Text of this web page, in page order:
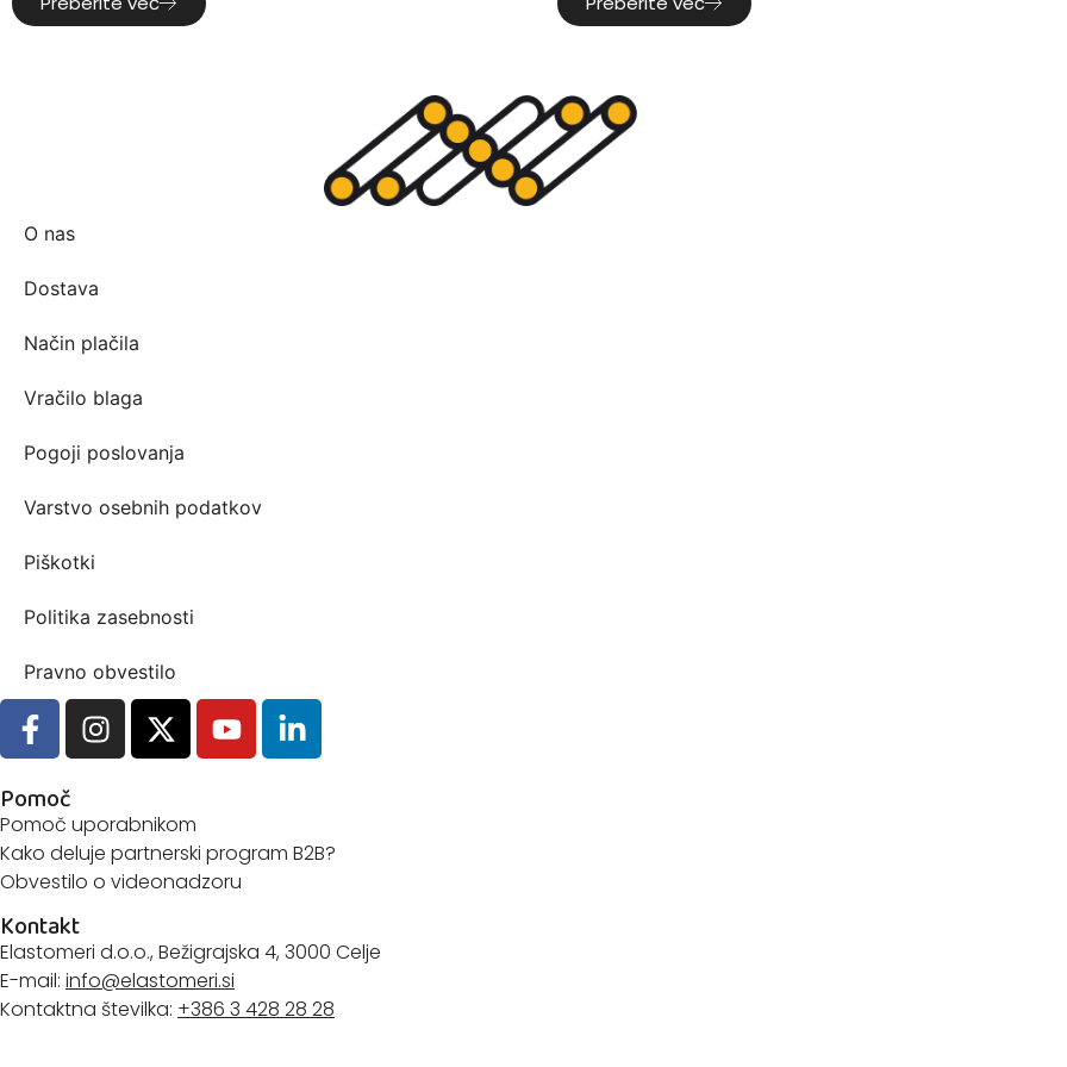
O nas
Dostava
Način plačila
Vračilo blaga
Pogoji poslovanja
Varstvo osebnih podatkov
Piškotki
Politika zasebnosti
Pravno obvestilo
Pomoč
Pomoč uporabnikom
Kako deluje partnerski program B2B?
Obvestilo o videonadzoru
Kontakt
Elastomeri d.o.o., Bežigrajska 4, 3000 Celje
E-mail: info@elastomeri.si
Kontaktna številka: +386 3 428 28 28